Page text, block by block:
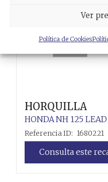
Ver
Política de Cookies
HORQUILLA
HONDANH 125 LEAD
Referencia ID: 1680221
Consulta este